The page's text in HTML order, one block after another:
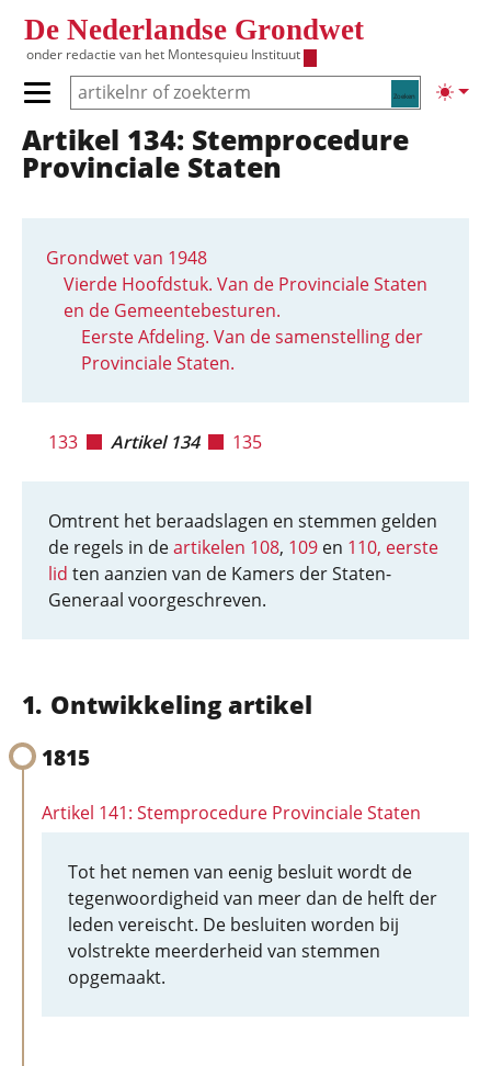
De Nederlandse Grondwet
onder redactie van het Montesquieu Instituut
Zoeken
Primair menu tonen/verbergen
Hoofdnavigatie
Artikel 134: Stemprocedure
Provinciale Staten
Grondwet van 1948
Vierde Hoofdstuk. Van de Provinciale Staten
en de Gemeentebesturen.
Eerste Afdeling. Van de samenstelling der
Provinciale Staten.
133 Artikel 134 135
Omtrent het beraadslagen en stemmen gelden
de regels in deartikelen 108, 109 en 110, eerste
lid ten aanzien van de Kamers der Staten-
Generaal voorgeschreven.
Ontwikkeling artikel
1815
Artikel 141: Stemprocedure Provinciale Staten
Tot het nemen van eenig besluit wordt de
tegenwoordigheid van meer dan de helft der
leden vereischt. De besluiten worden bij
volstrekte meerderheid van stemmen
opgemaakt.